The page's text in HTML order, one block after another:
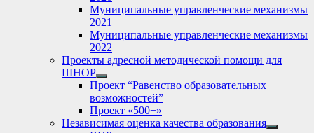
Муниципальные управленческие механизмы
2021
Муниципальные управленческие механизмы
2022
Проекты адресной методической помощи для
ШНОР
Show
sub
menu
Проект “Равенство образовательных
возможностей”
Проект «500+»
Независимая оценка качества образования